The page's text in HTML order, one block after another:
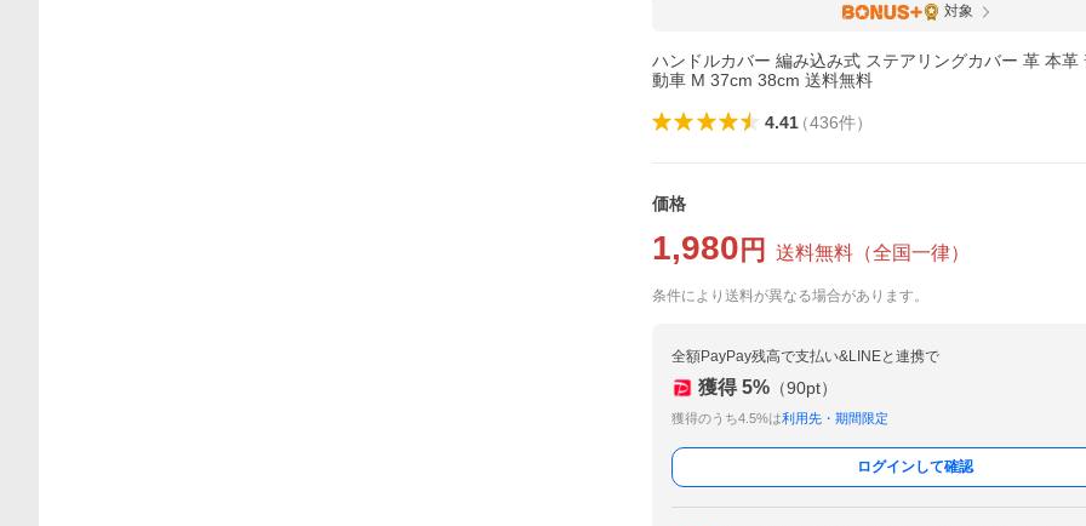
対象
ハンドルカバー 編み込み式 ステアリングカバー 革 本革
動車 M 37cm 38cm 送料無料
4.41（436件）
価格
1,980 円 送料無料 （全国一律）
条件により送料が異なる場合があります。
全額PayPay残高で支払い&LINEと連携で
獲得 5% （90pt）
獲得のうち4.5%は利用先・期間限定
ログインして確認